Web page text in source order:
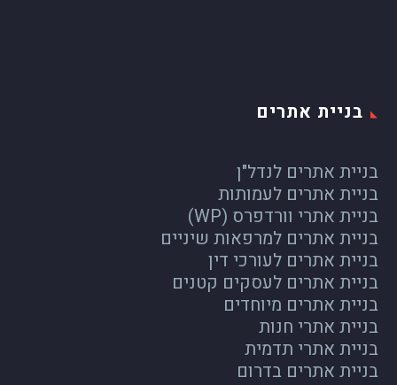
בניית אתרים
בניית אתרים לנדל"ן
בניית אתרים לעמותות
בניית אתרי וורדפרס (WP)
בניית אתרים למרפאות שיניים
בניית אתרים לעורכי דין
בניית אתרים לעסקים קטנים
בניית אתרים מיוחדים
בניית אתרי חנות
בניית אתרי תדמית
בניית אתרים בדרום